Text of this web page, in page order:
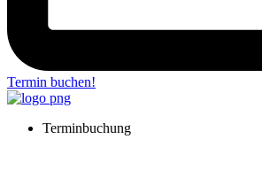
Termin buchen!
Terminbuchung